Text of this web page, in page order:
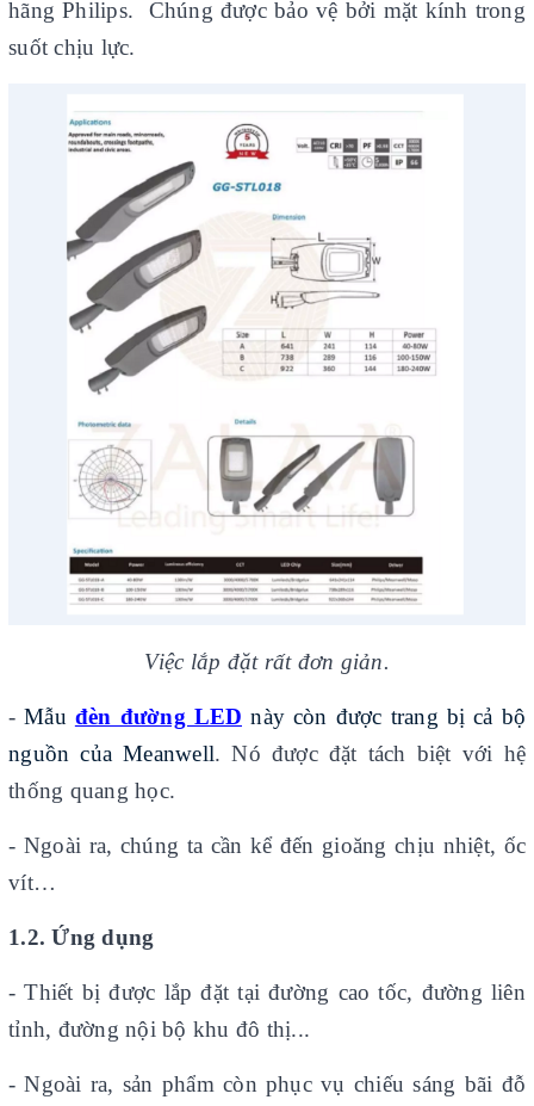
hãng Philips. Chúng được bảo vệ bởi mặt kính trong
suốt chịu lực.
Việc lắp đặt rất đơn giản.
-Mẫu đèn đường LED này còn được trang bị cả bộ
nguồn của Meanwell. Nó được đặt tách biệt với hệ
thống quang học.
- Ngoài ra, chúng ta cần kể đến gioăng chịu nhiệt, ốc
vít…
1.2. Ứng dụng
- Thiết bị được lắp đặt tại đường cao tốc, đường liên
tỉnh, đường nội bộ khu đô thị...
- Ngoài ra, sản phẩm còn phục vụ chiếu sáng bãi đỗ